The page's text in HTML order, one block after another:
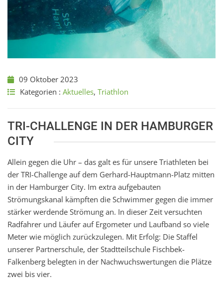
09 Oktober 2023
Kategorien : Aktuelles, Triathlon
TRI-CHALLENGE IN DER HAMBURGER
CITY
Allein gegen die Uhr – das galt es für unsere Triathleten bei
der TRI-Challenge auf dem Gerhard-Hauptmann-Platz mitten
in der Hamburger City. Im extra aufgebauten
Strömungskanal kämpften die Schwimmer gegen die immer
stärker werdende Strömung an. In dieser Zeit versuchten
Radfahrer und Läufer auf Ergometer und Laufband so viele
Meter wie möglich zurückzulegen. Mit Erfolg: Die Staffel
unserer Partnerschule, der Stadtteilschule Fischbek-
Falkenberg belegten in der Nachwuchswertungen die Plätze
zwei bis vier.